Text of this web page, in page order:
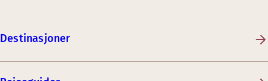
Destinasjoner